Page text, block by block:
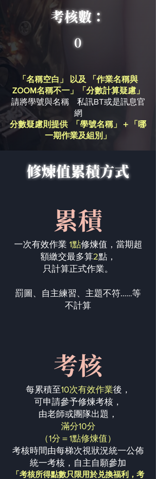
考核數：
0
「名稱空白」 以及 「作業名稱與
ZOOM名稱不一」「分數計算疑慮」
請將學號與名稱 私訊BT或是訊息官
網
分數疑慮則提供 「學號名稱」＋「哪
一期作業及組別」
修煉值累積方式
累積
一次有效作業 1點修煉值，當期超
額繳交最多算2點，
只計算正式作業。
罰圖、自主練習、主題不符......等
不計算
考核
每累積至10次有效作業後，
可申請參予修煉考核，
由老師或團隊出題，
滿分10分
（1分＝1點修煉值）
考核時間由每梯次視狀況統一公佈
統一考核，自主自願參加
「考核所得點數只限用於兑換福利， 考